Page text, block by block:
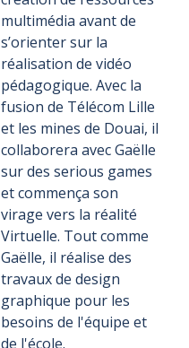
multimédia avant de
s’orienter sur la
réalisation de vidéo
pédagogique. Avec la
fusion de Télécom Lille
et les mines de Douai, il
collaborera avec Gaëlle
sur des serious games
et commença son
virage vers la réalité
Virtuelle. Tout comme
Gaëlle, il réalise des
travaux de design
graphique pour les
besoins de l'équipe et
de l'école.